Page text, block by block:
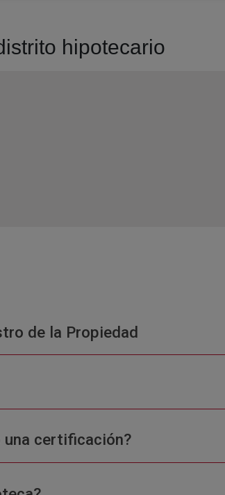
hipotecario
de la Propiedad
una certificación?